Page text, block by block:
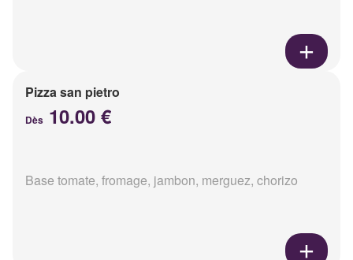
Pizza san pietro
Dès 10.00 €
Base tomate, fromage, jambon, merguez, chorizo